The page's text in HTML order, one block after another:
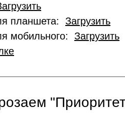
планшета: Загрузить
мобильного: Загрузить